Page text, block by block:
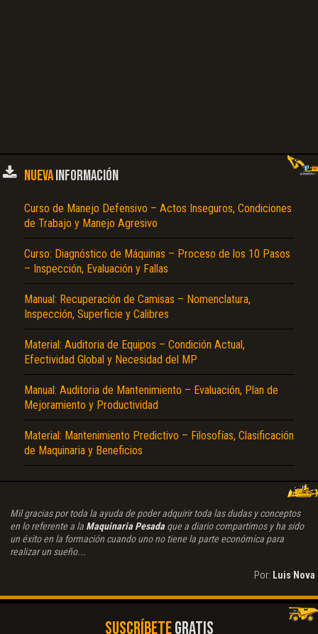
NUEVAINFORMACIÓN
Curso de Manejo Defensivo – Actos Inseguros, Condiciones
de Trabajo y Manejo Agresivo
Curso: Diagnóstico de Máquinas – Proceso de los 10 Pasos
– Inspección, Evaluación y Fallas
Manual: Recuperación de Camisas – Nomenclatura,
Inspección, Superficie y Calibres
Material: Auditoria de Equipos – Condición Actual,
Efectividad Global y Necesidad del MP
Manual: Auditoria de Mantenimiento – Evaluación, Plan de
Mejoramiento y Productividad
Material: Mantenimiento Predictivo – Filosofías, Clasificación
de Maquinaria y Beneficios
Mil gracias por toda la ayuda de poder adquirir toda las dudas y conceptos
en lo referente a la Maquinaria Pesadaque a diario compartimos y ha sido
un éxito en la formación cuando uno no tiene la parte económica para
realizar un sueño...
Por: Luis Nova
SUSCRÍBETEGRATIS